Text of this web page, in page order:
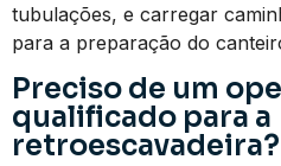
tubulações, e carregar
para a preparação do
Preciso de um
qualificado para a
retroescavadeira?